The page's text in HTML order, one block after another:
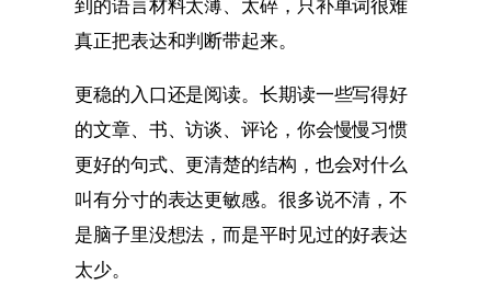
真正把表达和判断带起来。
更稳的入口还是阅读。长期读一些写得好
的文章、书、访谈、评论，你会慢慢习惯
更好的句式、更清楚的结构，也会对什么
叫有分寸的表达更敏感。很多说不清，不
是脑子里没想法，而是平时见过的好表达
太少。